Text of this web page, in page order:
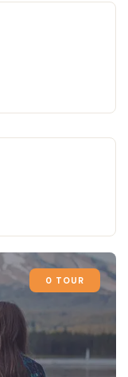
0 TOUR